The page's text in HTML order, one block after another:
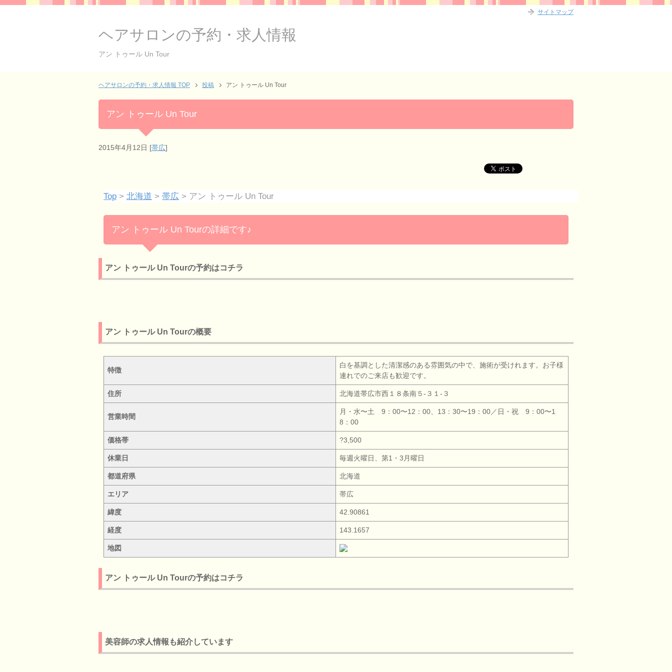
ヘアサロンの予約・求人情報
アン トゥール Un Tour
ヘアサロンの予約・求人情報 TOP 投稿 アン トゥール Un Tour
アン トゥール Un Tour
2015年4月12日 [帯広]
Top > 北海道 > 帯広 > アン トゥール Un Tour
アン トゥール Un Tourの詳細です♪
アン トゥール Un Tourの予約はコチラ
アン トゥール Un Tourの概要
特徴
白を基調とした清潔感のある雰囲気の中で、施術が受けれます。お子様
連れでのご来店も歓迎です。
住所 北海道帯広市西１８条南５‐３１‐３
営業時間
月・水〜土 9：00〜12：00、13：30〜19：00／日・祝 9：00〜1
8：00
価格帯 ?3,500
休業日 毎週火曜日、第1・3月曜日
都道府県 北海道
エリア 帯広
緯度 42.90861
経度 143.1657
地図
アン トゥール Un Tourの予約はコチラ
美容師の求人情報も紹介しています
サイトマップ